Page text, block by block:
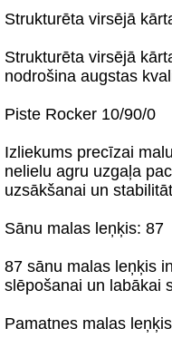
Strukturēta virsējā
Strukturēta virsējā
nodrošina augstas
Piste Rocker 10/90/0
Izliekums precīzai
nelielu agru uzgaļa
uzsākšanai un
Sānu malas leņķis: 87
87 sānu malas leņķis
slēpošanai un labākai
Pamatnes malas